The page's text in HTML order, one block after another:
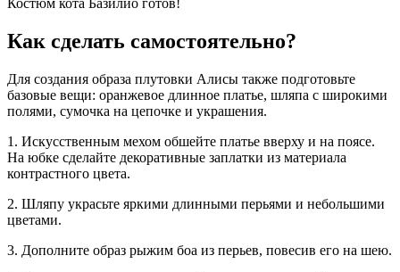
Костюм кота Базилио готов!
Как сделать самостоятельно?
Для создания образа плутовки Алисы также подготовьте
базовые вещи: оранжевое длинное платье, шляпа с широкими
полями, сумочка на цепочке и украшения.
1. Искусственным мехом обшейте платье вверху и на поясе.
На юбке сделайте декоративные заплатки из материала
контрастного цвета.
2. Шляпу украсьте яркими длинными перьями и небольшими
цветами.
3. Дополните образ рыжим боа из перьев, повесив его на шею.